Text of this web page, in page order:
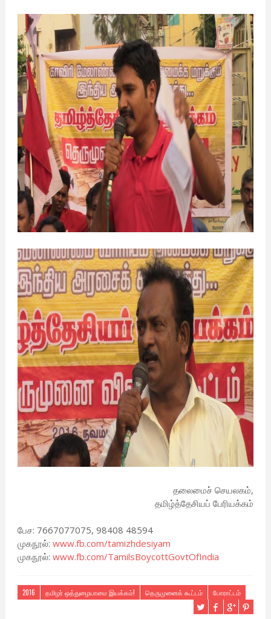
தலைமைச் செயலகம்,
தமிழ்த்தேசியப் பேரியக்கம்
பேச: 7667077075, 98408 48594
முகநூல்: www.fb.com/tamizhdesiyam
முகநூல்: www.fb.com/TamilsBoycottGovtOfIndia
2016 தமிழர் ஒத்துழையாமை இயக்கம்! தெருமுனைக் கூட்டம் போராட்டம்